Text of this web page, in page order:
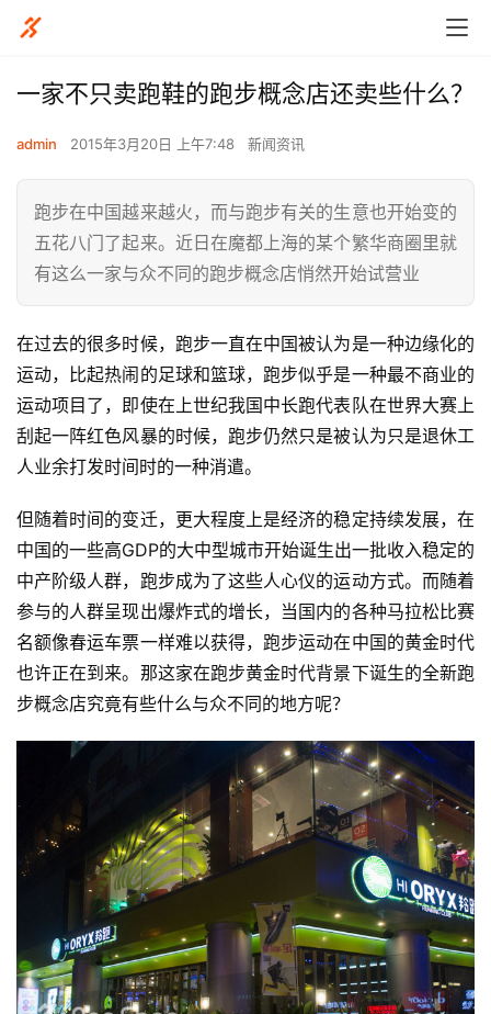
​一家不只卖跑鞋的跑步概念店还卖些什么？
admin 2015年3月20日 上午7:48 新闻资讯
跑步在中国越来越火，而与跑步有关的生意也开始变的
五花八门了起来。近日在魔都上海的某个繁华商圈里就
有这么一家与众不同的跑步概念店悄然开始试营业
在过去的很多时候，跑步一直在中国被认为是一种边缘化的
运动，比起热闹的足球和篮球，跑步似乎是一种最不商业的
运动项目了，即使在上世纪我国中长跑代表队在世界大赛上
刮起一阵红色风暴的时候，跑步仍然只是被认为只是退休工
人业余打发时间时的一种消遣。
但随着时间的变迁，更大程度上是经济的稳定持续发展，在
中国的一些高GDP的大中型城市开始诞生出一批收入稳定的
中产阶级人群，跑步成为了这些人心仪的运动方式。而随着
参与的人群呈现出爆炸式的增长，当国内的各种马拉松比赛
名额像春运车票一样难以获得，跑步运动在中国的黄金时代
也许正在到来。那这家在跑步黄金时代背景下诞生的全新跑
步概念店究竟有些什么与众不同的地方呢？